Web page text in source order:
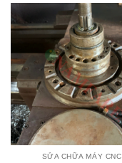
SỬA CHỮA MÁY CNC